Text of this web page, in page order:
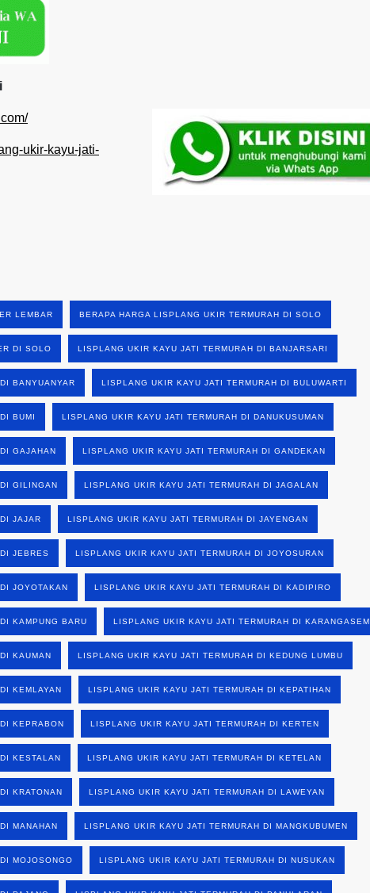
ukir-kayu-jati-
LEMBAR BERAPA HARGA LISPLANG UKIR TERMURAH DI SOLO
DI SOLO LISPLANG UKIR KAYU JATI TERMURAH DI BANJARSARI
BANYUANYAR LISPLANG UKIR KAYU JATI TERMURAH DI BULUWARTI
BUMI LISPLANG UKIR KAYU JATI TERMURAH DI DANUKUSUMAN
GAJAHAN LISPLANG UKIR KAYU JATI TERMURAH DI GANDEKAN
GILINGAN LISPLANG UKIR KAYU JATI TERMURAH DI JAGALAN
JAJAR LISPLANG UKIR KAYU JATI TERMURAH DI JAYENGAN
JEBRES LISPLANG UKIR KAYU JATI TERMURAH DI JOYOSURAN
JOYOTAKAN LISPLANG UKIR KAYU JATI TERMURAH DI KADIPIRO
KAMPUNG BARU LISPLANG UKIR KAYU JATI TERMURAH DI KARANGASEM
KAUMAN LISPLANG UKIR KAYU JATI TERMURAH DI KEDUNG LUMBU
KEMLAYAN LISPLANG UKIR KAYU JATI TERMURAH DI KEPATIHAN
KEPRABON LISPLANG UKIR KAYU JATI TERMURAH DI KERTEN
KESTALAN LISPLANG UKIR KAYU JATI TERMURAH DI KETELAN
KRATONAN LISPLANG UKIR KAYU JATI TERMURAH DI LAWEYAN
MANAHAN LISPLANG UKIR KAYU JATI TERMURAH DI MANGKUBUMEN
MOJOSONGO LISPLANG UKIR KAYU JATI TERMURAH DI NUSUKAN